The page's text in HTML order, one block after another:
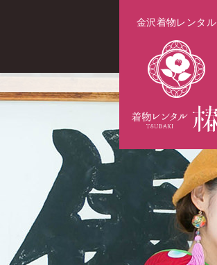
金沢着物レンタル